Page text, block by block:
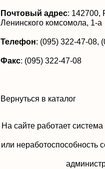
Почтовый адрес: 142700,
Ленинского комсомола, 1-а
Телефон: (095) 322-47-08,
Факс: (095) 322-47-08
Вернуться в каталог
На сайте работает
или неработоспособность